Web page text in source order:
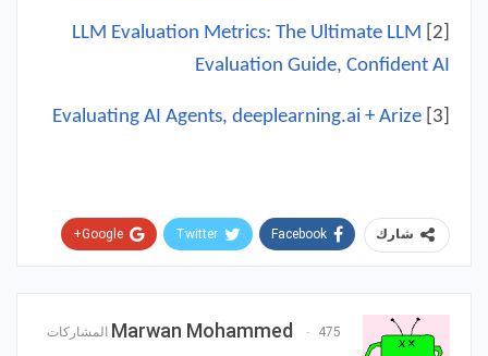
LLM Evaluation Metrics: The Ultimate LLM
Evaluation Guide, Confident AI
Evaluating AI Agents, deeplearning.ai + Arize
شارك Facebook
Twitter
Google+
Marwan Mohammed 475 المشاركات